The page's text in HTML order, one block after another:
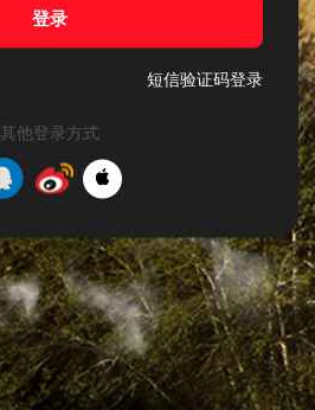
登录
短信验证码登录
其他登录方式